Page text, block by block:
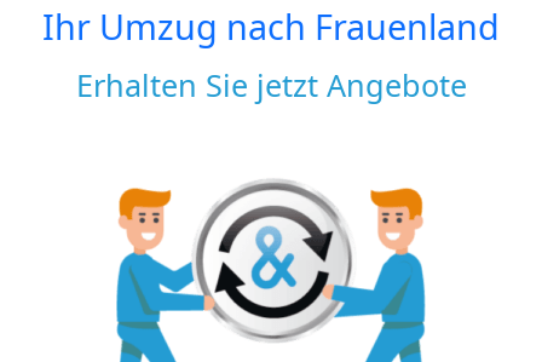
Ihr Umzug nach Frauenland
Erhalten Sie jetzt Angebote